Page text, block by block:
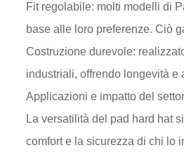
Fit regolabile: molti modelli di
base alle loro preferenze. Ciò
Costruzione durevole:
industriali, offrendo longevità e
Applicazioni e impatto del
La versatilità del pad hard hat
comfort e la sicurezza di chi lo